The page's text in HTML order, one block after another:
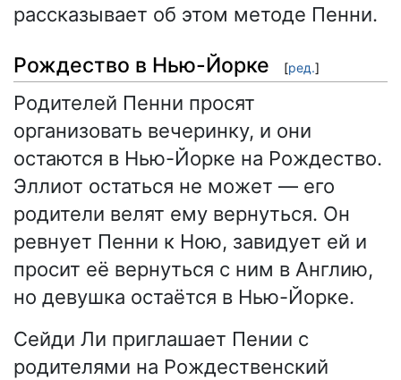
рассказывает об этом методе Пенни.
Рождество в Нью-Йорке [ред.]
Родителей Пенни просят
организовать вечеринку, и они
остаются в Нью-Йорке на Рождество.
Эллиот остаться не может — его
родители велят ему вернуться. Он
ревнует Пенни к Ною, завидует ей и
просит её вернуться с ним в Англию,
но девушка остаётся в Нью-Йорке.
Сейди Ли приглашает Пении с
родителями на Рождественский